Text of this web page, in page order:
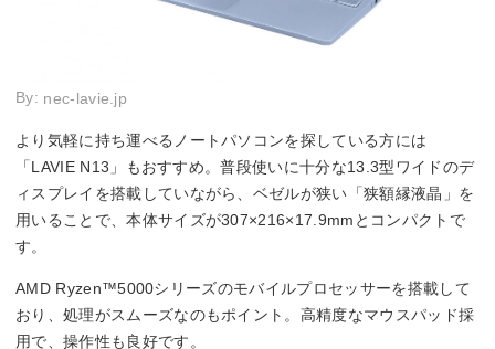
By: nec-lavie.jp
より気軽に持ち運べるノートパソコンを探している方には
「LAVIE N13」もおすすめ。普段使いに十分な13.3型ワイドのデ
ィスプレイを搭載していながら、ベゼルが狭い「狭額縁液晶」を
用いることで、本体サイズが307×216×17.9mmとコンパクトで
す。
AMD Ryzen™5000シリーズのモバイルプロセッサーを搭載して
おり、処理がスムーズなのもポイント。高精度なマウスパッド採
用で、操作性も良好です。